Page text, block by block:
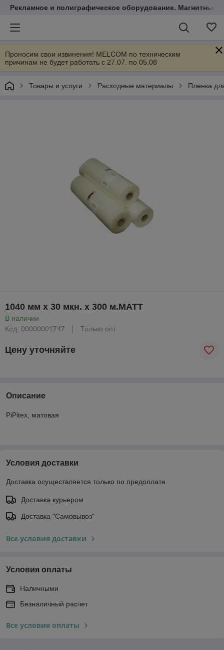
Рекламное и полиграфическое оборудование. Магнитные
Проносим свои извинения! MELCOM по техническим
причинам не будет работать с 27.07. по 05.08
Товары и услуги Расходные материалы Пленка
1040 мм х 30 мкн. х 300 м.МАТТ
В наличии
Код: 00000001747
Только опт
Цену уточняйте
Описание
PiPitex, матовая
Условия доставки
Доставка осуществляется только по предоплате.
Доставка курьером
Доставка "Самовывоз"
Все условия доставки
Условия оплаты
Наличными
Безналичный расчет
Все условия оплаты